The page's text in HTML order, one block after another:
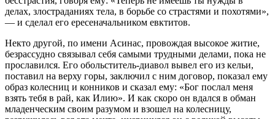
делах, злостраданиях тела, в борьбе со страстями и похотями»,
— и сделал его ересеначальником евктитов.
Некто другой, по имени Асинас, провождая высокое житие,
безрассудно связывал себя самыми трудными делами, пока не
прославился. Его обольститель-диавол вывел его из кельи,
поставил на верху горы, заключил с ним договор, показал ему
образ колесниц и конников и сказал ему: «Бог послал меня
взять тебя в рай, как Илию». И как скоро он вдался в обман
младенческим своим разумом и взошел на колесницу,